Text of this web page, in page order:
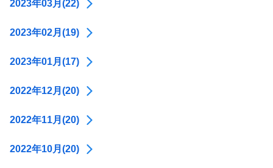
2023年03月(22)
2023年02月(19)
2023年01月(17)
2022年12月(20)
2022年11月(20)
2022年10月(20)